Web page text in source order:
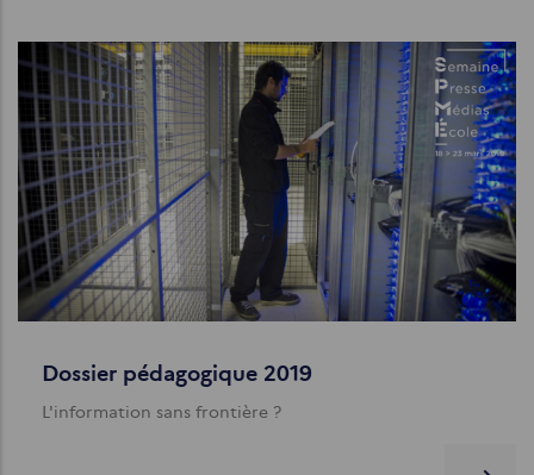
Dossier pédagogique 2019
L'information sans frontière ?